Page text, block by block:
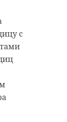
с
в
Еще